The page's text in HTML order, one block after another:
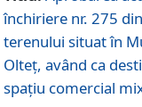
închiriere nr. 275
terenului situat în
Olteț, având ca
spațiu comercial